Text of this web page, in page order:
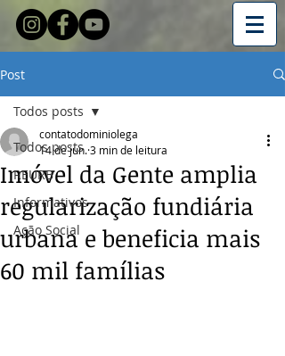
Post
Todos posts
REURB
Informativos
Ação Social
Todos posts
Imóvel da Gente amplia
regularização fundiária
urbana e beneficia mais
60 mil famílias
contatodominiolega
14 de jun.3 min de leitura